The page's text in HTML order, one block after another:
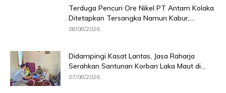
Terduga Pencuri Ore Nikel PT Antam Kolaka
Ditetapkan Tersangka Namun Kabur,...
08/08/2026
Didampingi Kasat Lantas, Jasa Raharja
Serahkan Santunan Korban Laka Maut di...
07/08/2026